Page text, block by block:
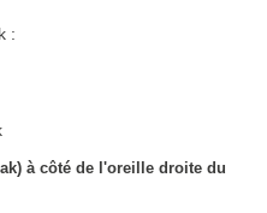
:
à côté de l'oreille droite du